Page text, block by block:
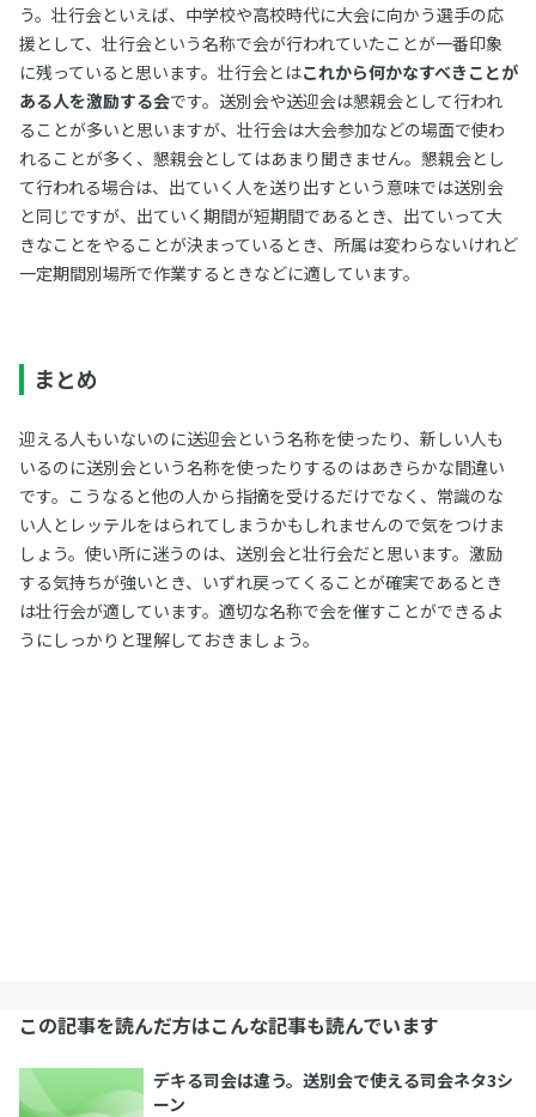
う。壮行会といえば、中学校や高校時代に大会に向かう選手の応
援として、壮行会という名称で会が行われていたことが一番印象
に残っていると思います。壮行会とはこれから何かなすべきことが
ある人を激励する会です。送別会や送迎会は懇親会として行われ
ることが多いと思いますが、壮行会は大会参加などの場面で使わ
れることが多く、懇親会としてはあまり聞きません。懇親会とし
て行われる場合は、出ていく人を送り出すという意味では送別会
と同じですが、出ていく期間が短期間であるとき、出ていって大
きなことをやることが決まっているとき、所属は変わらないけれど
一定期間別場所で作業するときなどに適しています。
まとめ
迎える人もいないのに送迎会という名称を使ったり、新しい人も
いるのに送別会という名称を使ったりするのはあきらかな間違い
です。こうなると他の人から指摘を受けるだけでなく、常識のな
い人とレッテルをはられてしまうかもしれませんので気をつけま
しょう。使い所に迷うのは、送別会と壮行会だと思います。激励
する気持ちが強いとき、いずれ戻ってくることが確実であるとき
は壮行会が適しています。適切な名称で会を催すことができるよ
うにしっかりと理解しておきましょう。
この記事を読んだ方はこんな記事も読んでいます
デキる司会は違う。送別会で使える司会ネタ3シ
ーン